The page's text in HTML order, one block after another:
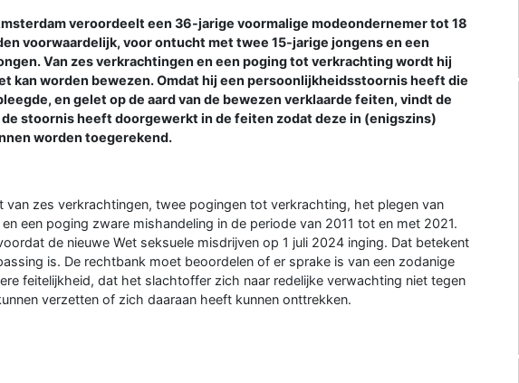
veroordeelt een 36-jarige voormalige modeondernemer tot 18
voorwaardelijk, voor ontucht met twee 15-jarige jongens en een
Van zes verkrachtingen en een poging tot verkrachting wordt hij
kan worden bewezen. Omdat hij een persoonlijkheidsstoornis heeft die
en gelet op de aard van de bewezen verklaarde feiten, vindt de
stoornis heeft doorgewerkt in de feiten zodat deze in (enigszins)
worden toegerekend.
van zes verkrachtingen, twee pogingen tot verkrachting, het plegen van
een poging zware mishandeling in de periode van 2011 tot en met 2021.
de nieuwe Wet seksuele misdrijven op 1 juli 2024 inging. Dat betekent
is. De rechtbank moet beoordelen of er sprake is van een zodanige
feitelijkheid, dat het slachtoffer zich naar redelijke verwachting niet tegen
verzetten of zich daaraan heeft kunnen onttrekken.